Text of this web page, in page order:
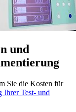
und
Sie die Kosten für
Ihrer Test- und